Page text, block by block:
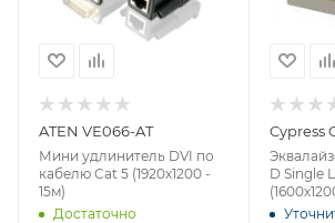
ATEN VE066-AT
Мини удлинитель DVI по
кабелю Cat 5 (1920х1200 -
15м)
Достаточно
Cypress
D Single